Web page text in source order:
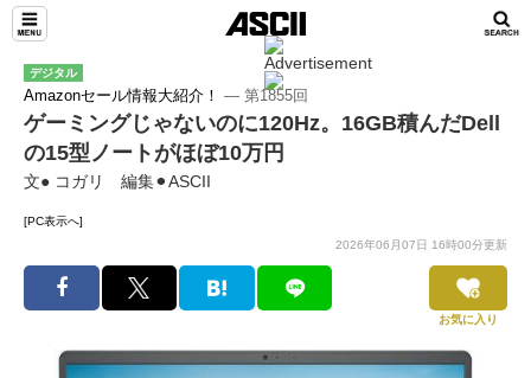
デジタル
Amazonセール情報大紹介！ ― 第1855回
ゲーミングじゃないのに120Hz。16GB積んだDell
の15型ノートがほぼ10万円
文● コガリ 編集⚫︎ASCII
[PC表示へ]
2026年06月07日 16時00分更新
お気に入り